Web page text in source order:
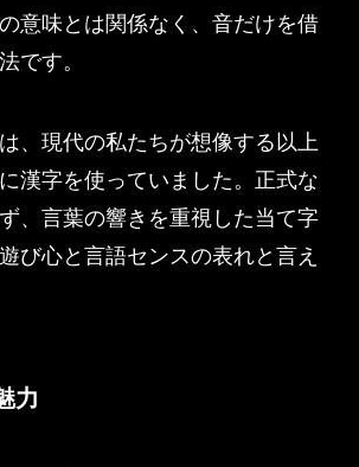
意味とは関係なく、音だけを借
です。
、現代の私たちが想像する以上
漢字を使っていました。正式な
、言葉の響きを重視した当て字
び心と言語センスの表れと言え
力